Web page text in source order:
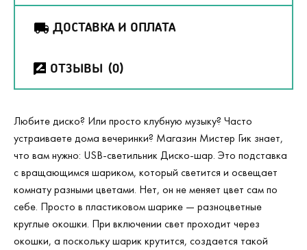
ДОСТАВКА И ОПЛАТА
ОТЗЫВЫ (0)
Любите диско? Или просто клубную музыку? Часто
устраиваете дома вечеринки? Магазин Мистер Гик знает,
что вам нужно: USB-светильник Диско-шар. Это подставка
с вращающимся шариком, который светится и освещает
комнату разными цветами. Нет, он не меняет цвет сам по
себе. Просто в пластиковом шарике — разноцветные
круглые окошки. При включении свет проходит через
окошки, а поскольку шарик крутится, создается такой